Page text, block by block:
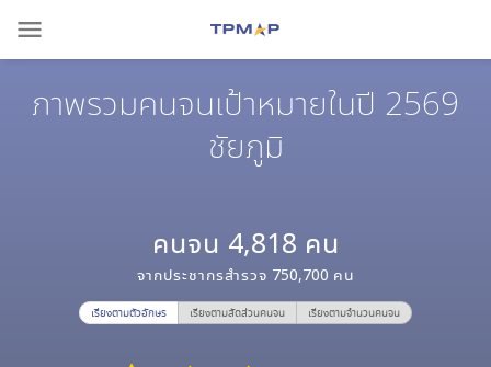
menu
ภาพรวมคนจนเป้าหมายในปี 2569
ชัยภูมิ
คนจน 4,818 คน
จากประชากรสำรวจ 750,700 คน
เรียงตามตัวอักษร เรียงตามสัดส่วนคนจน เรียงตามจำนวนคนจน